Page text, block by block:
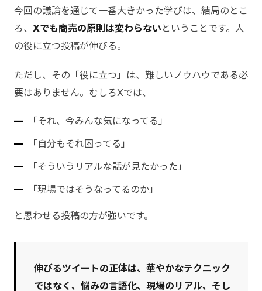
今回の議論を通じて一番大きかった学びは、結局のとこ
ろ、 Xでも商売の原則は変わらない ということです。人
の役に立つ投稿が伸びる。
ただし、その「役に立つ」は、難しいノウハウである必
要はありません。むしろXでは、
「それ、今みんな気になってる」
「自分もそれ困ってる」
「そういうリアルな話が見たかった」
「現場ではそうなってるのか」
と思わせる投稿の方が強いです。
伸びるツイートの正体は、華やかなテクニック
ではなく、悩みの言語化、現場のリアル、そし